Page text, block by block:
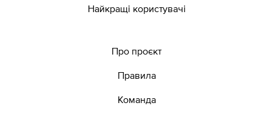
Найкращі користувачі
Про проєкт
Правила
Команда